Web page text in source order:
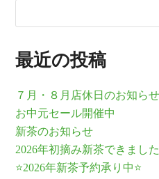
最近の投稿
７月・８月店休日のお知らせ
お中元セール開催中
新茶のお知らせ
2026年初摘み新茶できました
⭐2026年新茶予約承り中⭐